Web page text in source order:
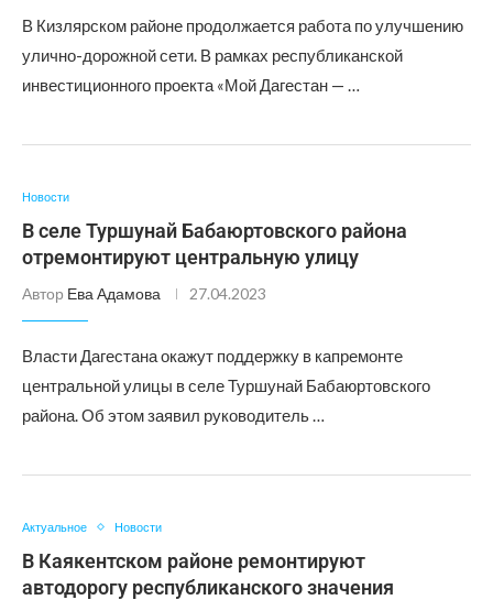
В Кизлярском районе продолжается работа по улучшению
улично-дорожной сети. В рамках республиканской
инвестиционного проекта «Мой Дагестан — …
Новости
В селе Туршунай Бабаюртовского района
отремонтируют центральную улицу
Автор Ева Адамова 27.04.2023
Власти Дагестана окажут поддержку в капремонте
центральной улицы в селе Туршунай Бабаюртовского
района. Об этом заявил руководитель …
Актуальное Новости
В Каякентском районе ремонтируют
автодорогу республиканского значения